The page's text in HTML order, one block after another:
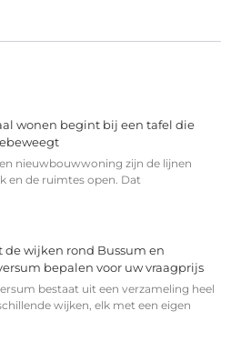
wonen begint bij een tafel die
nieuwbouwwoning zijn de lijnen
en de ruimtes open. Dat
de wijken rond Bussum en
bepalen voor uw vraagprijs
bestaat uit een verzameling heel
wijken, elk met een eigen